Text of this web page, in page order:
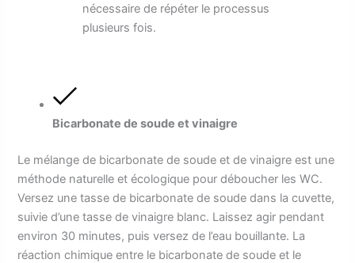
nécessaire de répéter le processus
plusieurs fois.
Bicarbonate de soude et vinaigre
Le mélange de bicarbonate de soude et de vinaigre est une
méthode naturelle et écologique pour déboucher les WC.
Versez une tasse de bicarbonate de soude dans la cuvette,
suivie d’une tasse de vinaigre blanc. Laissez agir pendant
environ 30 minutes, puis versez de l’eau bouillante. La
réaction chimique entre le bicarbonate de soude et le